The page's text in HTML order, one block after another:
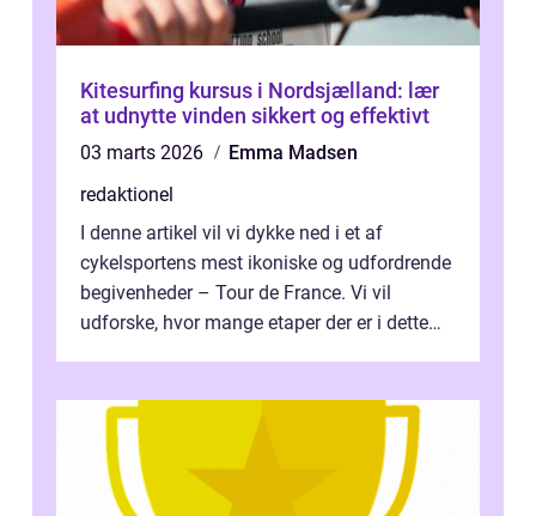
Kitesurfing kursus i Nordsjælland: lær
at udnytte vinden sikkert og effektivt
03 marts 2026
Emma Madsen
redaktionel
I denne artikel vil vi dykke ned i et af
cykelsportens mest ikoniske og udfordrende
begivenheder – Tour de France. Vi vil
udforske, hvor mange etaper der er i dette